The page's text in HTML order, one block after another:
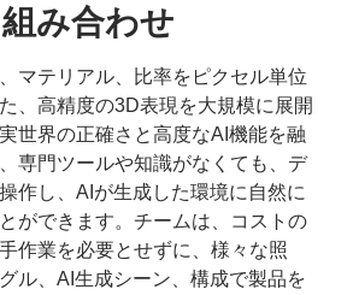
組み合わせ
マテリアル、比率をピクセル単位
、高精度の3D表現を大規模に展開
世界の正確さと高度なAI機能を融
専門ツールや知識がなくても、デ
作し、AIが生成した環境に自然に
ができます。チームは、コストの
作業を必要とせずに、様々な照
ル、AI生成シーン、構成で製品を